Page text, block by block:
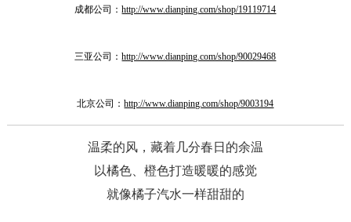
成都公司：http://www.dianping.com/shop/19119714
三亚公司：http://www.dianping.com/shop/90029468
北京公司：http://www.dianping.com/shop/9003194
温柔的风，藏着几分春日的余温
以橘色、橙色打造暖暖的感觉
就像橘子汽水一样甜甜的